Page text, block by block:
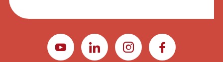
YOUTUBELINKEDININSTAGRAMFACEBOOK